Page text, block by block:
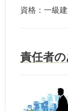
資格：一級
責任者